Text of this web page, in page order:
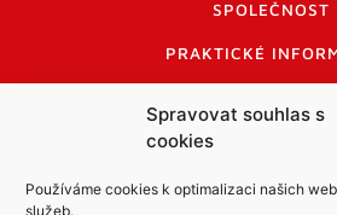
Spravovat souhlas s
cookies
Používáme cookies k optimalizaci našich
služeb.
SPOLEČNOST
PRAKTICKÉ
INFORMACE A KODEX
LOGO A LOGO